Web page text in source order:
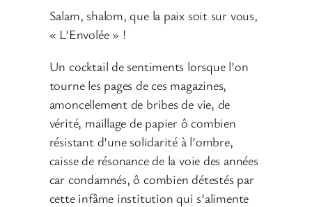
Salam, shalom, que la paix soit sur vous,
« L’Envolée » !
Un cocktail de sentiments lorsque l’on
tourne les pages de ces magazines,
amoncellement de bribes de vie, de
vérité, maillage de papier ô combien
résistant d’une solidarité à l’ombre,
caisse de résonance de la voie des années
car condamnés, ô combien détestés par
cette infâme institution qui s’alimente